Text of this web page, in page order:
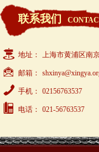
联系我们
地址： 上海市黄浦区南
邮箱：
手机： 02156763537
电话： 021-56763537